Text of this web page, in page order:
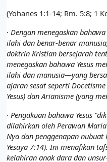
(Yohanes 1:1-14; Rm. 5:8; 1
· Dengan menegaskan
ilahi dan benar-benar
doktrin Kristian bersejarah
menegaskan bahawa Yesus
ilahi dan manusia—yang
ajaran sesat seperti
Yesus) dan Arianisme (yang
· Pengakuan bahawa Yesus
dilahirkan oleh Perawan
Nya dan penggenapan
Yesaya 7:14). Ini menafikan
kelahiran anak dara dan